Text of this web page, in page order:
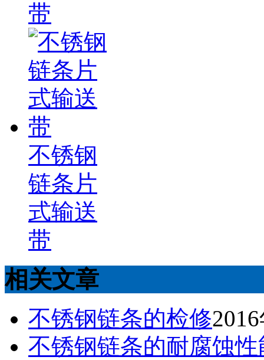
带
不锈钢
链条片
式输送
带
相关文章
不锈钢链条的检修
不锈钢链条的耐腐蚀性